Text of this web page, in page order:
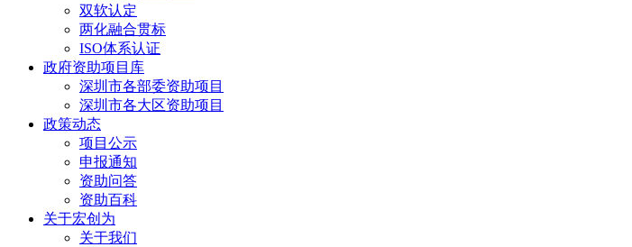
双软认定
两化融合贯标
ISO体系认证
政府资助项目库
深圳市各部委资助项目
深圳市各大区资助项目
政策动态
项目公示
申报通知
资助问答
资助百科
关于宏创为
关于我们